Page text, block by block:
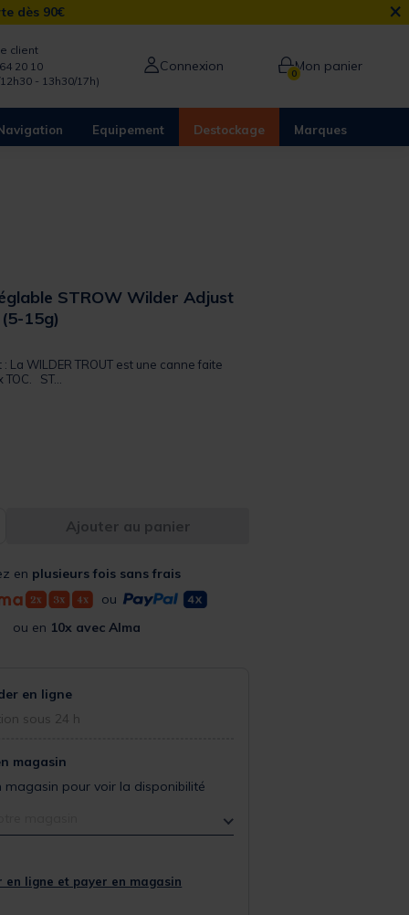
dès 90€ ×
client
20 10
- 13h30/17h)
Connexion 0Mon panier
Equipement Destockage Marques
STROW Wilder Adjust
15g)
La WILDER TROUT est une canne faite
TOC. ST...
Ajouter au panier
en plusieurs fois sans frais
ou
ou en 10x avec Alma
en ligne
sous 24 h
magasin
magasin pour voir la disponibilité
en ligne et payer en magasin